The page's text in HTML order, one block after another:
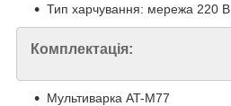
Тип харчування: мережа 220 В
Комплектація:
Мультиварка AT-M77